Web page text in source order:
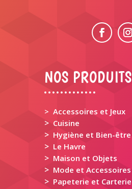
NOS PRODUITS
> Accessoires et Jeux
> Cuisine
> Hygiène et Bien-être
> Le Havre
> Maison et Objets
> Mode et Accessoires
> Papeterie et Carterie